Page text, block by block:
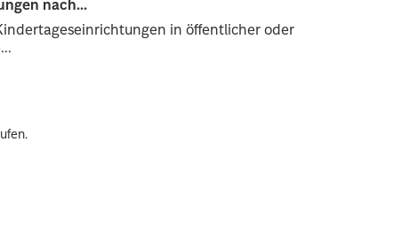
nach...
in öffentlicher oder